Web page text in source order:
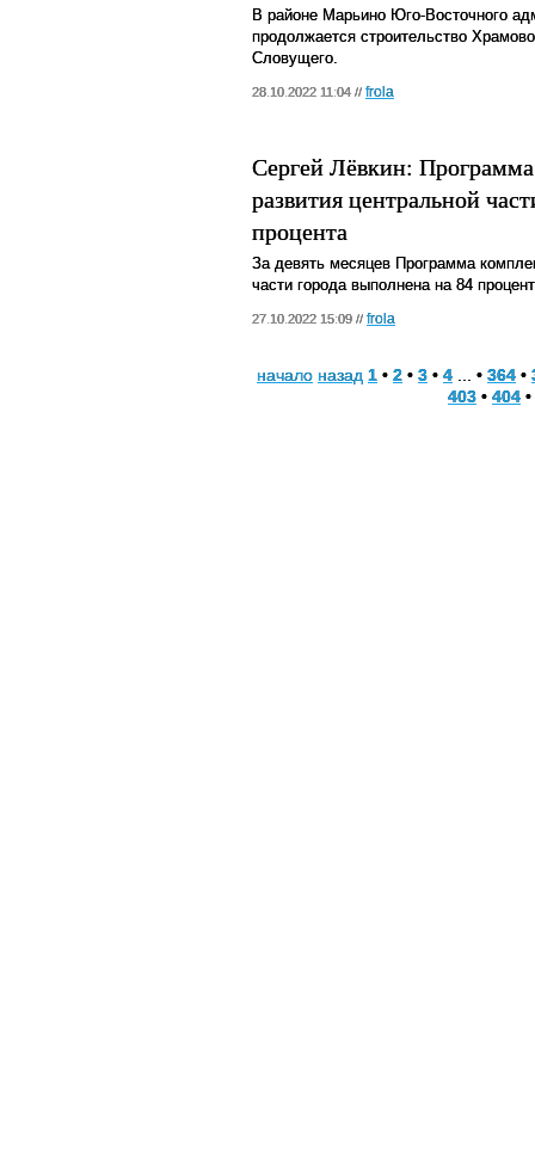
В районе Марьино Юго-Восточного
продолжается строительство
Словущего.
28.10.2022 11:04 // frola
Сергей Лёвкин:
развития центральной
процента
За девять месяцев Программа
части города выполнена на 84
27.10.2022 15:09 // frola
начало назад 1 • 2 • 3 • 4 ... • 364 •
403 • 404 •